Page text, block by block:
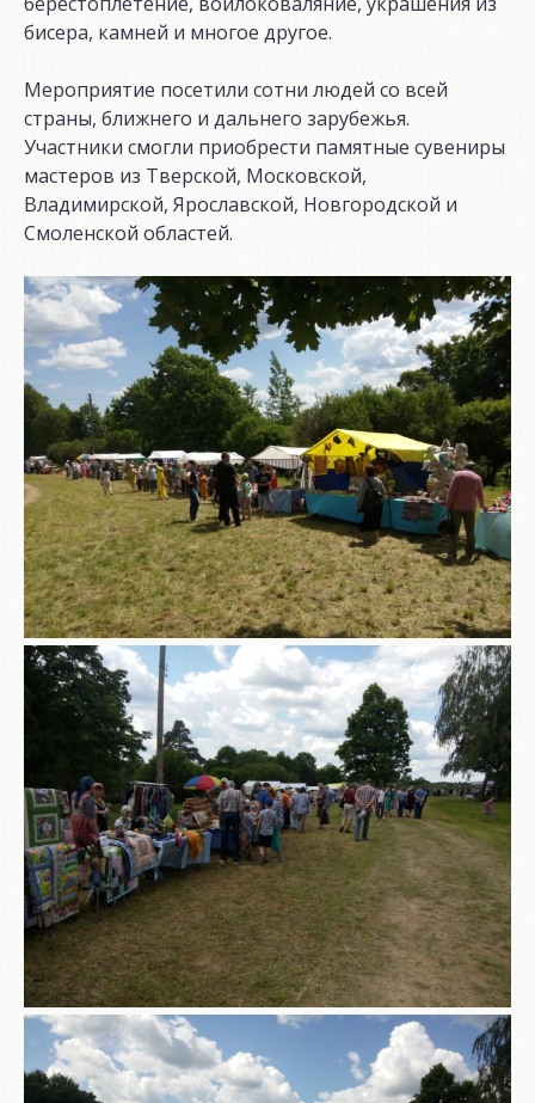
бисера, камней и многое другое.
Мероприятие посетили сотни людей со всей
страны, ближнего и дальнего зарубежья.
Участники смогли приобрести памятные сувениры
мастеров из Тверской, Московской,
Владимирской, Ярославской, Новгородской и
Смоленской областей.